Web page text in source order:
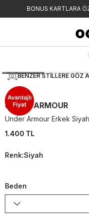
BONUS KARTLARA
BENZER STILLERE GÖZ
UNDER ARMOUR
Under Armour Erkek
1.400 TL
Renk:Siyah
Beden